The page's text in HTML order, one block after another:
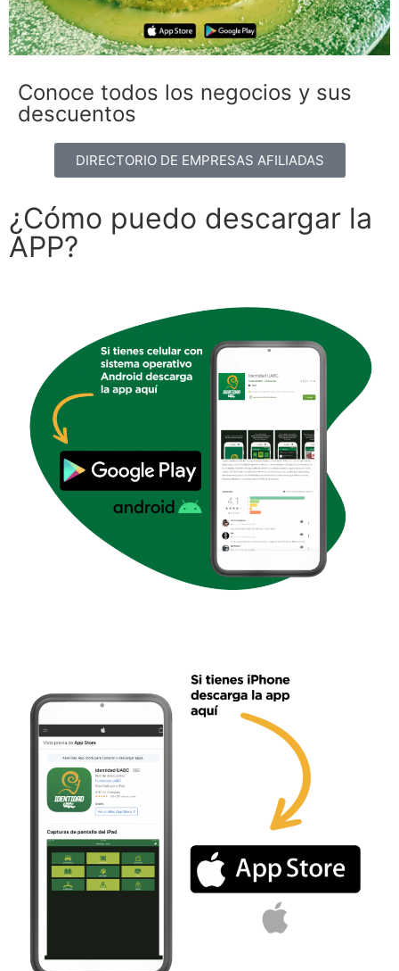
Conoce todos los negocios y sus
descuentos​
DIRECTORIO DE EMPRESAS AFILIADAS
¿Cómo puedo descargar la
APP?